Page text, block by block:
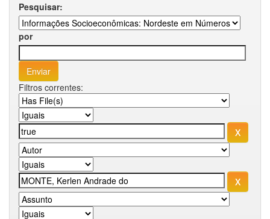
Pesquisar:
por
Filtros correntes: